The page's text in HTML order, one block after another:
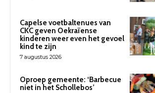
Capelse voetbaltenues van
CKC geven Oekraïense
kinderen weer even het gevoel
kind te zijn
7 augustus 2026
Oproep gemeente: ‘Barbecue
niet in het Schollebos’